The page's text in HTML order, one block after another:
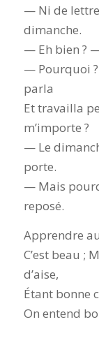
— Ni de
dimanche.
— Eh bien ?
— Pourquoi
parla
Et travailla
m’importe ?
— Le
porte.
— Mais
reposé.
Apprendre
C’est beau ;
d’aise,
Étant bonne
On entend